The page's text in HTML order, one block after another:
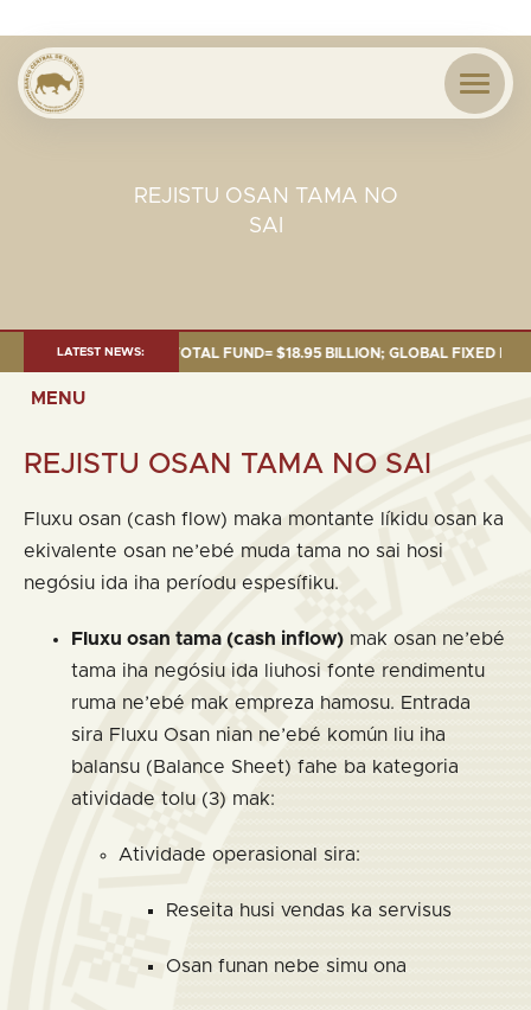
REJISTU OSAN TAMA NO
SAI
LATEST NEWS:
OF 30 SEP. 2025: TOTAL FUND= $18.95 BILLION; GLOBAL FIXED
MENU
REJISTU OSAN TAMA NO SAI
Fluxu osan (cash flow) maka montante líkidu osan ka
ekivalente osan ne’ebé muda tama no sai hosi
negósiu ida iha períodu espesífiku.
Fluxu osan tama (cash inflow) mak osan ne’ebé
tama iha negósiu ida liuhosi fonte rendimentu
ruma ne’ebé mak empreza hamosu. Entrada
sira Fluxu Osan nian ne’ebé komún liu iha
balansu (Balance Sheet) fahe ba kategoria
atividade tolu (3) mak:
Atividade operasional sira:
Reseita husi vendas ka servisus
Osan funan nebe simu ona